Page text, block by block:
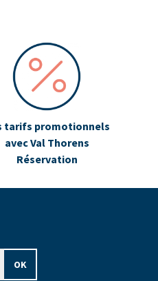
tarifs promotionnels
avec Val Thorens
Réservation